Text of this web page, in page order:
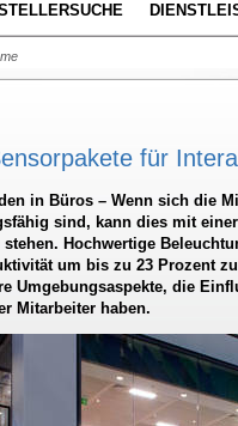
für
in Büros – Wenn sich die
sind, kann dies mit
Hochwertige
um bis zu 23 Prozent
Umgebungsaspekte, die
Mitarbeiter haben.